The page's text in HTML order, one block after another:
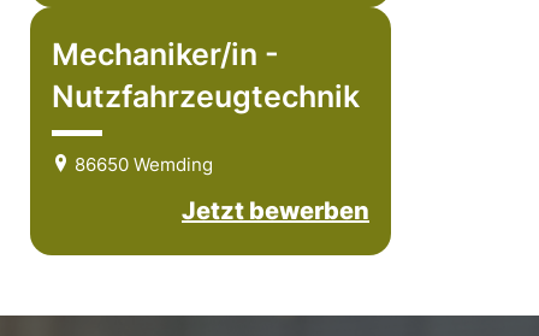
Mechaniker/in -
Nutzfahrzeugtechnik
86650 Wemding
Jetzt bewerben